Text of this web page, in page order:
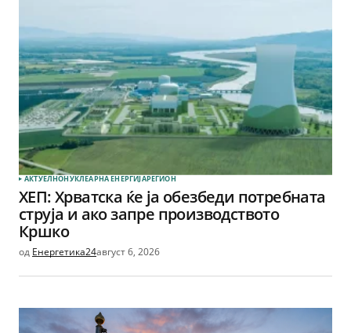
АКТУЕЛНОНУКЛЕАРНА ЕНЕРГИЈАРЕГИОН
ХЕП: Хрватска ќе ја обезбеди потребната
струја и ако запре производството
Кршко
од Енергетика24август 6, 2026